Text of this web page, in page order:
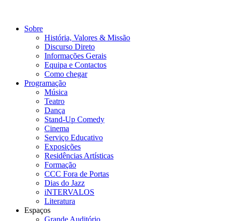
Sobre
História, Valores & Missão
Discurso Direto
Informações Gerais
Equipa e Contactos
Como chegar
Programação
Música
Teatro
Dança
Stand-Up Comedy
Cinema
Serviço Educativo
Exposições
Residências Artísticas
Formação
CCC Fora de Portas
Dias do Jazz
iNTERVALOS
Literatura
Espaços
Grande Auditório